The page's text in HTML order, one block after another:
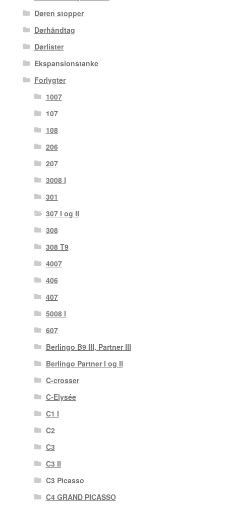
Døren stopper
Dørhåndtag
Dørlister
Ekspansionstanke
Forlygter
1007
107
108
206
207
3008 I
301
307 I og II
308
308 T9
4007
406
407
5008 I
607
Berlingo B9 III, Partner III
Berlingo Partner I og II
C-crosser
C-Elysée
C1 I
C2
C3
C3 II
C3 Picasso
C4 GRAND PICASSO